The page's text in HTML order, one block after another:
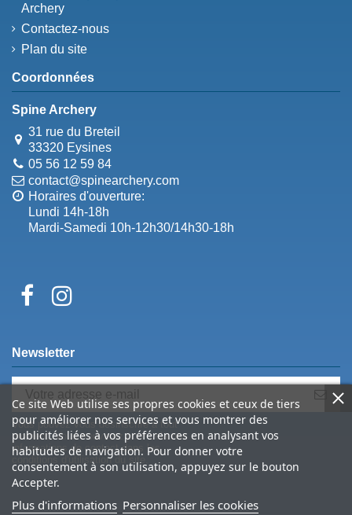
Archery
Contactez-nous
Plan du site
Coordonnées
Spine Archery
31 rue du Breteil
33320 Eysines
05 56 12 59 84
contact@spinearchery.com
Horaires d'ouverture:
Lundi 14h-18h
Mardi-Samedi 10h-12h30/14h30-18h
Ce site Web utilise ses propres cookies et ceux de tiers
pour améliorer nos services et vous montrer des
publicités liées à vos préférences en analysant vos
habitudes de navigation. Pour donner votre
consentement à son utilisation, appuyez sur le bouton
Accepter.
Plus d'informations Personnaliser les cookies
Newsletter
Vous pouvez vous désinscrire à tout
moment. Vous trouverez pour cela nos
informations de contact dans les
conditions d'utilisation du site.